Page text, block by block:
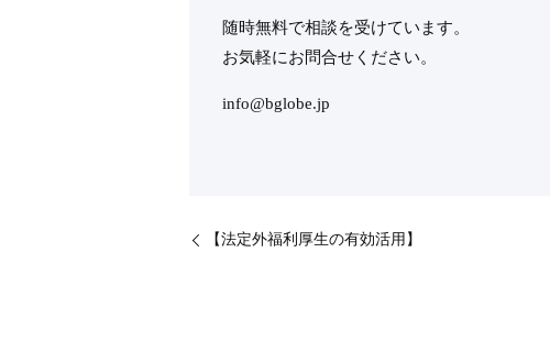
随時無料で相談を受けています。
お気軽にお問合せください。
info@bglobe.jp
【法定外福利厚生の有効活用】